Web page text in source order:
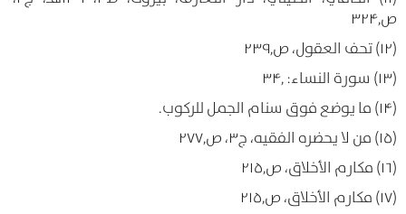
ص۳۲۴٫
(۱۲) تحف العقول، ص۲۳۹٫
(۱۳) سورة النساء: ۳۴٫
(۱۴) ما يوضع فوق سنام الجمل للركوب.
(۱۵) من لا يحضره الفقيه، ج۳، ص۲۷۷٫
(۱۶) مكارم الأخلاق، ص۲۱۵٫
(۱۷) مكارم الأخلاق، ص۲۱۵٫